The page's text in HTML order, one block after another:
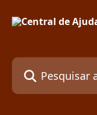
Pesquisar artigos...